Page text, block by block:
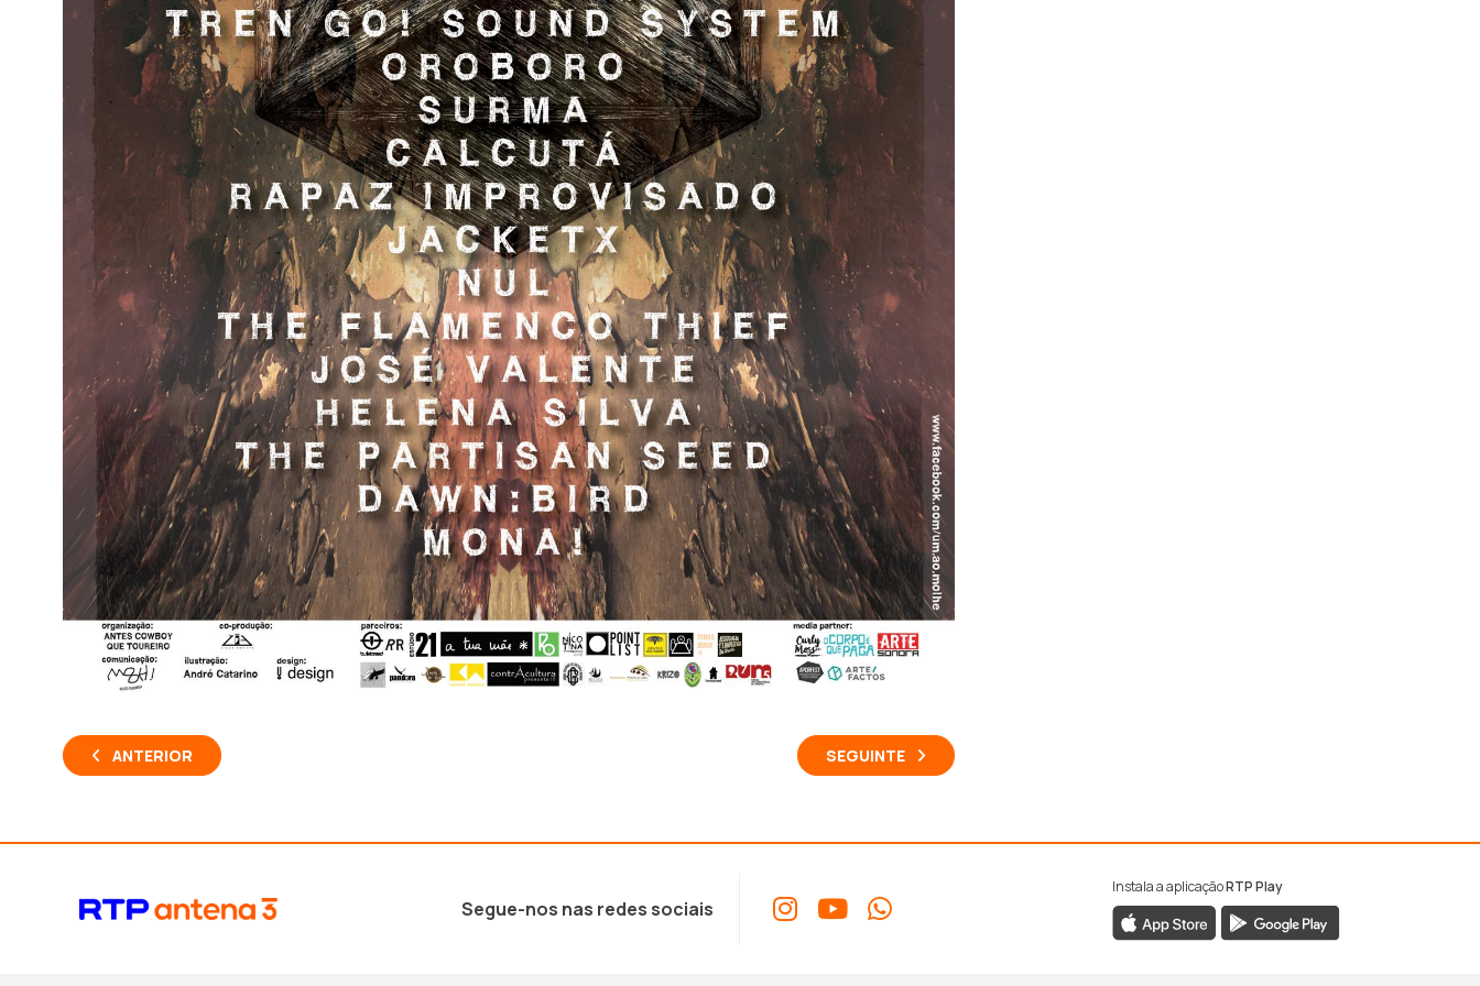
ANTERIOR SEGUINTE
Segue-nos nas redes sociais
Instala a aplicaçãoRTP Play